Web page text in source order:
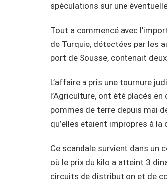
spéculations sur une
Tout a commencé avec
de Turquie, détectées par les
port de Sousse, contenait
L’affaire a pris une tournure
l’Agriculture, ont été placés
pommes de terre depuis mai
qu’elles étaient impropres à
Ce scandale survient dans un
où le prix du kilo a atteint 3
circuits de distribution et de